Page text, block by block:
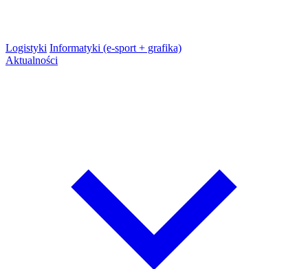
Logistyki Informatyki (e-sport + grafika)
Aktualności